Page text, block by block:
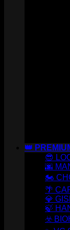
👑
😎
🌆
🏍️
🌴
💎
🍃
☣️